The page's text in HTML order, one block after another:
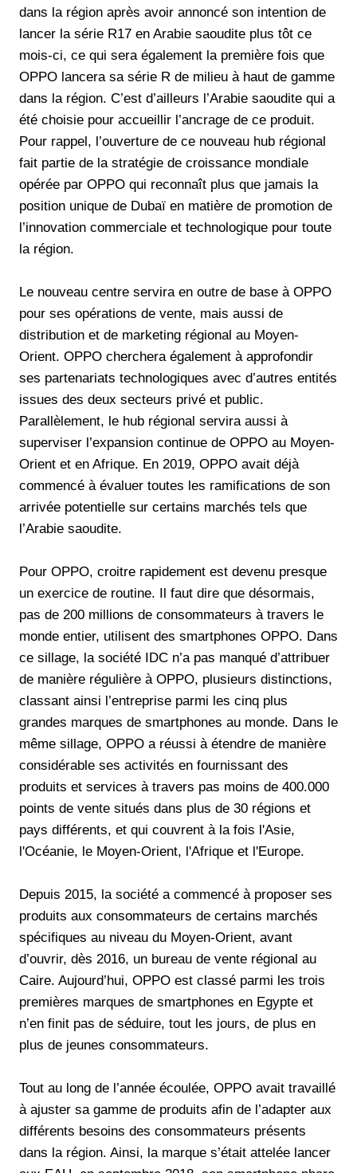
dans la région après avoir annoncé son intention de
lancer la série R17 en Arabie saoudite plus tôt ce
mois-ci, ce qui sera également la première fois que
OPPO lancera sa série R de milieu à haut de gamme
dans la région. C’est d’ailleurs l’Arabie saoudite qui a
été choisie pour accueillir l’ancrage de ce produit.
Pour rappel, l’ouverture de ce nouveau hub régional
fait partie de la stratégie de croissance mondiale
opérée par OPPO qui reconnaît plus que jamais la
position unique de Dubaï en matière de promotion de
l’innovation commerciale et technologique pour toute
la région.
Le nouveau centre servira en outre de base à OPPO
pour ses opérations de vente, mais aussi de
distribution et de marketing régional au Moyen-
Orient. OPPO cherchera également à approfondir
ses partenariats technologiques avec d’autres entités
issues des deux secteurs privé et public.
Parallèlement, le hub régional servira aussi à
superviser l’expansion continue de OPPO au Moyen-
Orient et en Afrique. En 2019, OPPO avait déjà
commencé à évaluer toutes les ramifications de son
arrivée potentielle sur certains marchés tels que
l’Arabie saoudite.
Pour OPPO, croitre rapidement est devenu presque
un exercice de routine. Il faut dire que désormais,
pas de 200 millions de consommateurs à travers le
monde entier, utilisent des smartphones OPPO. Dans
ce sillage, la société IDC n’a pas manqué d’attribuer
de manière régulière à OPPO, plusieurs distinctions,
classant ainsi l’entreprise parmi les cinq plus
grandes marques de smartphones au monde. Dans le
même sillage, OPPO a réussi à étendre de manière
considérable ses activités en fournissant des
produits et services à travers pas moins de 400.000
points de vente situés dans plus de 30 régions et
pays différents, et qui couvrent à la fois l'Asie,
l'Océanie, le Moyen-Orient, l'Afrique et l'Europe.
Depuis 2015, la société a commencé à proposer ses
produits aux consommateurs de certains marchés
spécifiques au niveau du Moyen-Orient, avant
d’ouvrir, dès 2016, un bureau de vente régional au
Caire. Aujourd’hui, OPPO est classé parmi les trois
premières marques de smartphones en Egypte et
n’en finit pas de séduire, tout les jours, de plus en
plus de jeunes consommateurs.
Tout au long de l’année écoulée, OPPO avait travaillé
à ajuster sa gamme de produits afin de l’adapter aux
différents besoins des consommateurs présents
dans la région. Ainsi, la marque s’était attelée lancer